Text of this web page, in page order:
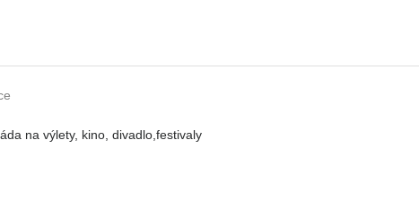
na výlety, kino, divadlo,festivaly